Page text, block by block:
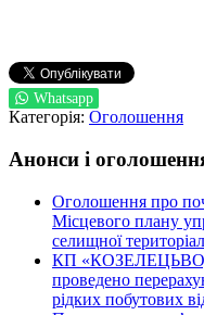
Whatsapp
Категорія: Оголошення
Анонси і
Оголошення про
Місцевого плану
селищної
КП
проведено
рідких побутових